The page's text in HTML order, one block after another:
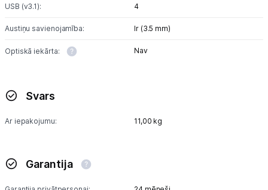
USB (v3.1): 4
Austiņu savienojamība: Ir (3.5 mm)
Optiskā iekārta: Nav
Svars
Ar iepakojumu: 11,00 kg
Garantija